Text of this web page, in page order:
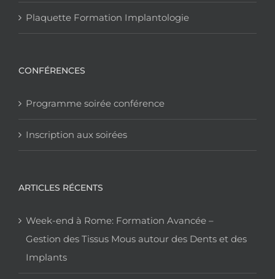
Plaquette Formation Implantologie
CONFÉRENCES
Programme soirée conférence
Inscription aux soirées
ARTICLES RÉCENTS
Week-end à Rome: Formation Avancée –
Gestion des Tissus Mous autour des Dents et des
Implants